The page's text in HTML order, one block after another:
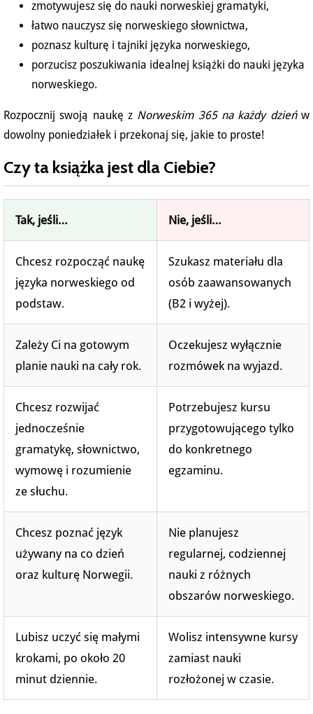
zmotywujesz się do nauki norweskiej gramatyki,
łatwo nauczysz się norweskiego słownictwa,
poznasz kulturę i tajniki języka norweskiego,
porzucisz poszukiwania idealnej książki do nauki języka
norweskiego.
Rozpocznij swoją naukę z Norweskim 365 na każdy dzieńw
dowolny poniedziałek i przekonaj się, jakie to proste!
Czy ta książka jest dla Ciebie?
Tak, jeśli… Nie, jeśli…
Chcesz rozpocząć naukę
języka norweskiego od
podstaw.
Szukasz materiału dla
osób zaawansowanych
(B2 i wyżej).
Zależy Ci na gotowym
planie nauki na cały rok.
Oczekujesz wyłącznie
rozmówek na wyjazd.
Chcesz rozwijać
jednocześnie
gramatykę, słownictwo,
wymowę i rozumienie
ze słuchu.
Potrzebujesz kursu
przygotowującego tylko
do konkretnego
egzaminu.
Chcesz poznać język
używany na co dzień
oraz kulturę Norwegii.
Nie planujesz
regularnej, codziennej
nauki z różnych
obszarów norweskiego.
Lubisz uczyć się małymi
krokami, po około 20
minut dziennie.
Wolisz intensywne kursy
zamiast nauki
rozłożonej w czasie.